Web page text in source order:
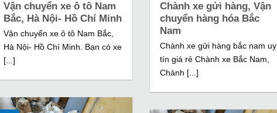
Vận chuyển xe ô tô Nam
Bắc, Hà Nội- Hồ Chí Minh
Vận chuyển xe ô tô Nam Bắc,
Hà Nội- Hồ Chí Minh. Bạn có xe
[...]
Chành xe gửi hàng, Vận
chuyển hàng hóa Bắc
Nam
Chành xe gửi hàng bắc nam uy
tín giá rẻ Chành xe Bắc Nam,
Chành [...]